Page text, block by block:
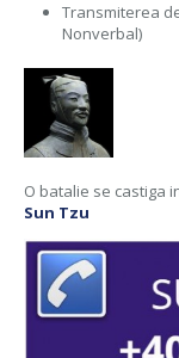
Transmiterea
Nonverbal)
O batalie se castiga
Sun Tzu